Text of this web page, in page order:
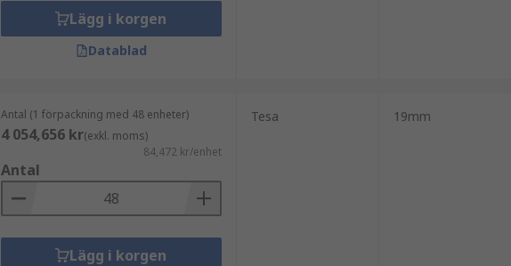
Lägg i korgen
Datablad
Antal (1 förpackning med 48 enheter)
4 054,656 kr(exkl. moms)
84,472 kr/enhet
Antal
Lägg i korgen
Tesa 19mm